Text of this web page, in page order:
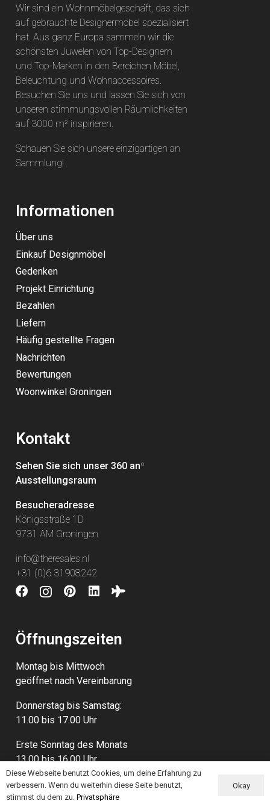
Wir sind ein Wohnmöbelgeschäft, das sich
auf gebrauchte Designermöbel spezialisiert
hat. Aus ganz Europa sammeln wir die
schönsten Juwelen von Top-Designern
und Top-Marken in den Bereichen Möbel,
Beleuchtung und Wohnaccessoires.
Besuchen Sie uns und lassen Sie sich von
unseren stimmungsvollen Räumlichkeiten
auf 3000 m² inspirieren.
Schauen Sie sich unsere einzigartigen an
Sammlung!
Informationen
Über uns
Einkauf Designmöbel
Gedenken
Projekt Einrichtung
Bezahlen
Liefern
Häufig gestellte Fragen
Nachrichten
Bewertungen
Woonwinkel Groningen
Kontakt
Sehen Sie sich unser 360 anº
Ausstellungsraum
Besucheradresse
Königsstraße 1D
9731 AM Groningen
info@theresales.nl
+31 (0)6 31908242
Öffnungszeiten
Montag bis Mittwoch
geöffnet nach Vereinbarung
Donnerstag bis Samstag:
11.00 bis 17.00 Uhr
Erste Sonntag des Monats
13.00 bis 16.00 Uhr
Diese Webseite benutzt Cookies, um deine Erfahrung zu
verbessern. Wenn du weiterhin diese Seite benutzt,
stimmst du dem zu. Privatsphäre
Okay